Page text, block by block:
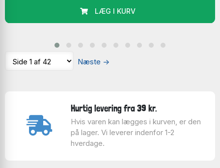
LÆG I KURV
Næste →
Hurtig levering fra 39 kr.
Hvis varen kan lægges i kurven, er den
på lager. Vi leverer indenfor 1-2
hverdage.